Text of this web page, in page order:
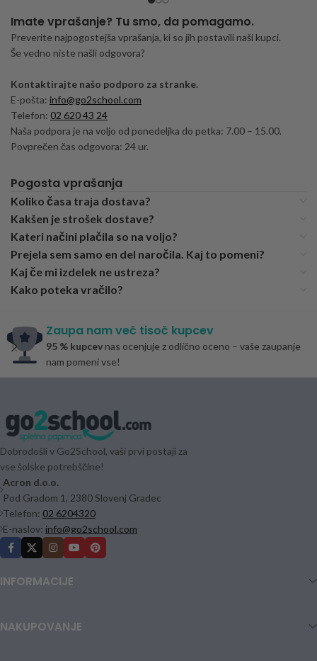
Imate vprašanje? Tu smo, da pomagamo.
Preverite najpogostejša vprašanja, ki so jih postavili naši kupci.
Še vedno niste našli odgovora?
Kontaktirajte našo podporo za stranke.
E-pošta: info@go2school.com
Telefon: 02 620 43 24
Naša podpora je na voljo od ponedeljka do petka: 7.00 – 15.00.
Povprečen čas odgovora: 24 ur.
Pogosta vprašanja
Koliko časa traja dostava?
Kakšen je strošek dostave?
Kateri načini plačila so na voljo?
Prejela sem samo en del naročila. Kaj to pomeni?
Kaj če mi izdelek ne ustreza?
Kako poteka vračilo?
Zaupa nam več tisoč kupcev
95 % kupcev nas ocenjuje z odlično oceno – vaše zaupanje
nam pomeni vse!
Dobrodošli v Go2School, vaši prvi postaji za
vse šolske potrebščine!
Acron d.o.o.
Pod Gradom 1, 2380 Slovenj Gradec
Telefon: 02 6204320
E-naslov: info@go2school.com
INFORMACIJE
NAKUPOVANJE